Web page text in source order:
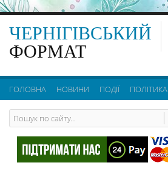
ЧЕРНІГІВСЬКИЙ
ФОРМАТ
ГОЛОВНА НОВИНИ ПОДІЇ ПОЛІТИКА